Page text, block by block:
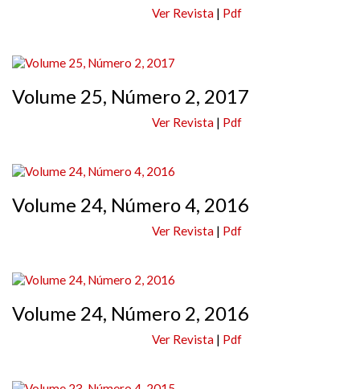
Ver Revista | Pdf
Volume 25, Número 2, 2017
Ver Revista | Pdf
Volume 24, Número 4, 2016
Ver Revista | Pdf
Volume 24, Número 2, 2016
Ver Revista | Pdf